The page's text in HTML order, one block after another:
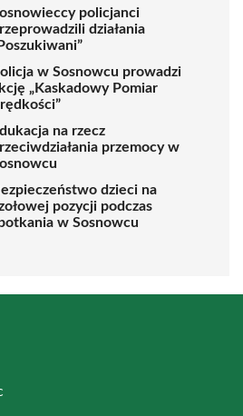
policjanci
działania
w Sosnowcu prowadzi
„Kaskadowy Pomiar
na rzecz
przemocy w
dzieci na
pozycji podczas
w Sosnowcu